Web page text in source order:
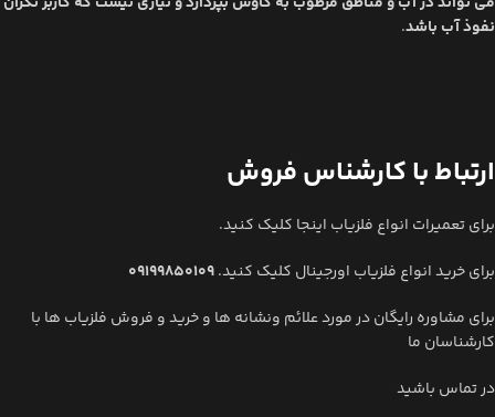
نفوذ آب باشد.
ارتباط با کارشناس فروش
برای تعمیرات انواع فلزیاب اینجا کلیک کنید.
برای خرید انواع فلزیاب اورجینال کلیک کنید.
برای مشاوره رایگان در مورد علائم ونشانه ها و خرید و فروش فلزیاب ها با
کارشناسان ما
در تماس باشید